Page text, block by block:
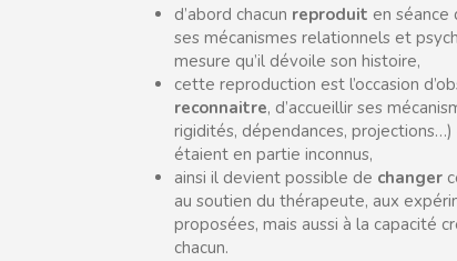
d’abord chacun reproduit en
ses mécanismes relationnels et
mesure qu’il dévoile son histoire,
cette reproduction est l’occasion
reconnaitre, d’accueillir ses
rigidités, dépendances,
étaient en partie inconnus,
ainsi il devient possible de changer
au soutien du thérapeute, aux
proposées, mais aussi à la capacité
chacun.